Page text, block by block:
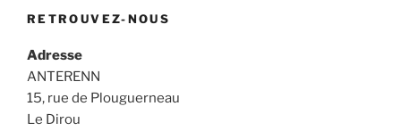
RETROUVEZ-NOUS
Adresse
ANTERENN
15, rue de Plouguerneau
Le Dirou